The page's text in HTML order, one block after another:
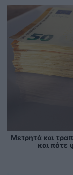
Μετρητά και
και πότε